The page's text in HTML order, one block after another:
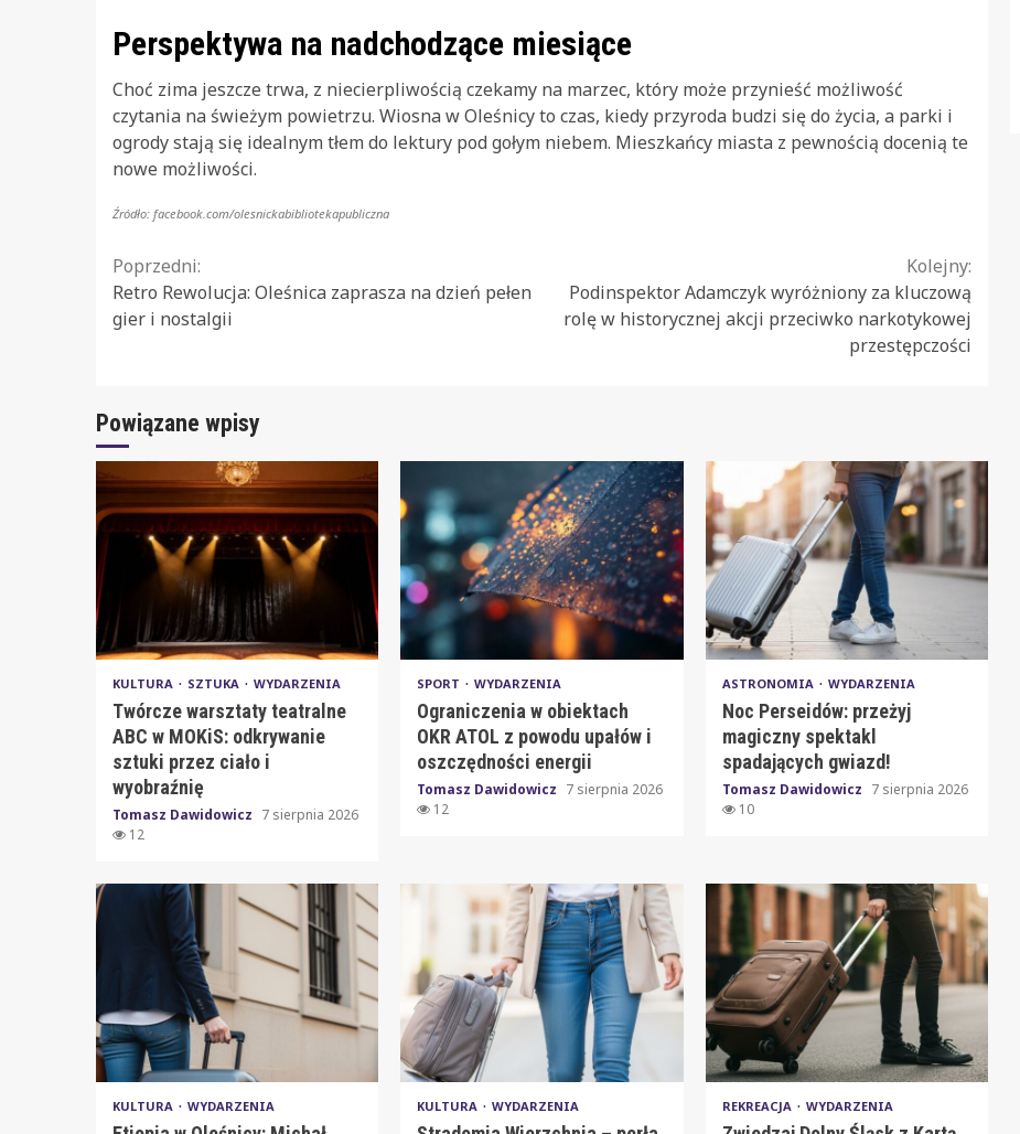
Perspektywa na nadchodzące miesiące
Choć zima jeszcze trwa, z niecierpliwością czekamy na marzec, który może przynieść możliwość
czytania na świeżym powietrzu. Wiosna w Oleśnicy to czas, kiedy przyroda budzi się do życia, a parki i
ogrody stają się idealnym tłem do lektury pod gołym niebem. Mieszkańcy miasta z pewnością docenią te
nowe możliwości.
Źródło: facebook.com/olesnickabibliotekapubliczna
Continue
Reading
Poprzedni:
Retro Rewolucja: Oleśnica zaprasza na dzień pełen
gier i nostalgii
Kolejny:
Podinspektor Adamczyk wyróżniony za kluczową
rolę w historycznej akcji przeciwko narkotykowej
przestępczości
Powiązane wpisy
KULTURA SZTUKA WYDARZENIA
Twórcze warsztaty teatralne
ABC w MOKiS: odkrywanie
sztuki przez ciało i
wyobraźnię
Tomasz Dawidowicz 7 sierpnia 2026
12
SPORT WYDARZENIA
Ograniczenia w obiektach
OKR ATOL z powodu upałów i
oszczędności energii
Tomasz Dawidowicz 7 sierpnia 2026
12
ASTRONOMIA WYDARZENIA
Noc Perseidów: przeżyj
magiczny spektakl
spadających gwiazd!
Tomasz Dawidowicz 7 sierpnia 2026
10
KULTURA WYDARZENIA KULTURA WYDARZENIA REKREACJA WYDARZENIA